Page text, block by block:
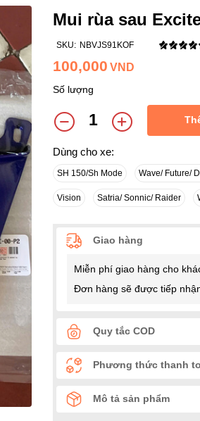
Mui rùa sau
SKU: NBVJS91KOF
100,000 VND
Số lượng
Dùng cho xe:
SH 150/Sh Mode Wave/ Future/
Vision Satria/ Sonnic/ Raider
Giao hàng
Miễn phí giao hàng cho
Đơn hàng sẽ được tiếp
Quy tắc COD
Phương thức thanh
Mô tả sản phẩm